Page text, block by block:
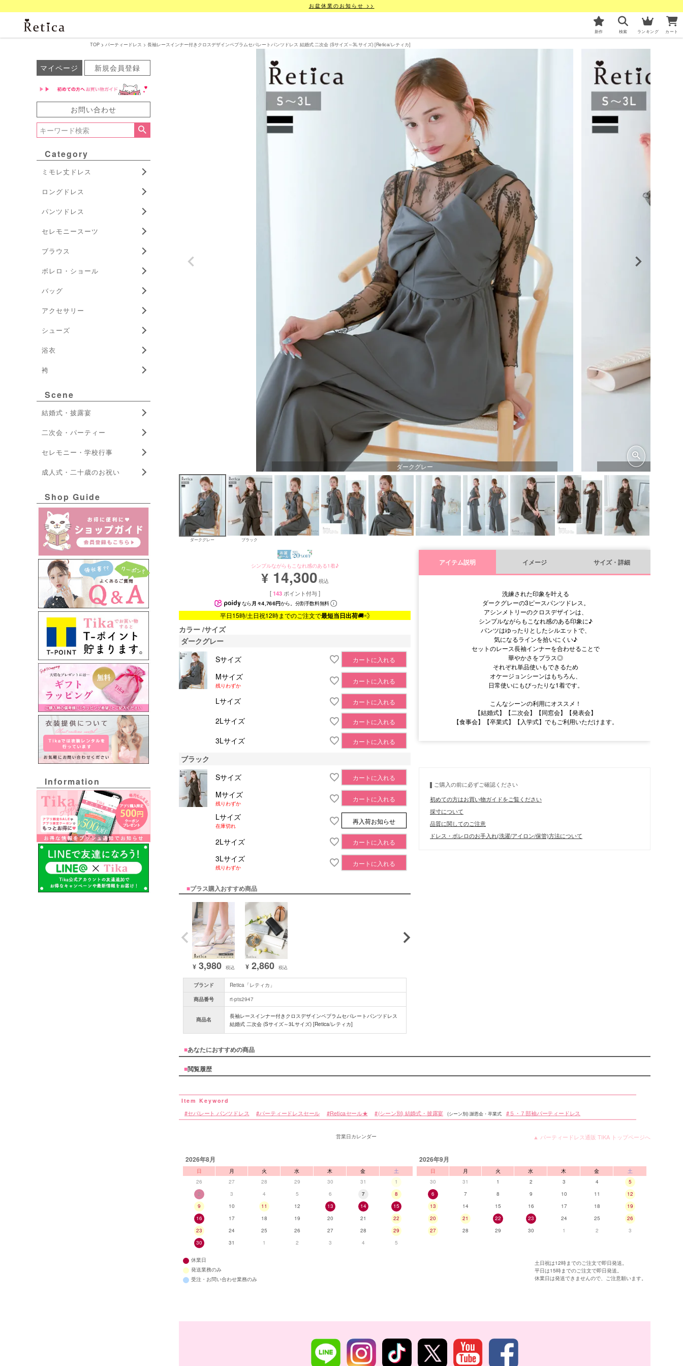
お盆休業のお知らせ >>
新作 検索 ランキング カート
TOP パーティードレス 長袖レースインナー付きクロスデザインペプラムセパレートパンツドレス 結婚式 二次会 (Sサイズ～3Lサイズ) [Retica/レティカ]
マイページ 新規会員登録
お問い合わせ
Category
ミモレ丈ドレス
ロングドレス
パンツドレス
セレモニースーツ
ブラウス
ボレロ・ショール
バッグ
アクセサリー
シューズ
浴衣
袴
Scene
結婚式・披露宴
二次会・パーティー
セレモニー・学校行事
成人式・二十歳のお祝い
Shop Guide
Information
ダークグレー
ダークグレー ブラック
シンプルながらもこなれ感のある1着♪
¥ 14,300 税込
[ 143 ポイント付与 ]
なら 月々4,766円から。分割手数料無料
平日15時/土日祝12時までのご注文で最短当日出荷🚚💨
カラー サイズ
ダークグレー
Sサイズ
カートに入れる
Mサイズ
残りわずか
カートに入れる
Lサイズ カートに入れる
2Lサイズ カートに入れる
3Lサイズ カートに入れる
ブラック
Sサイズ
カートに入れる
Mサイズ
残りわずか
カートに入れる
Lサイズ
在庫切れ
再入荷お知らせ
2Lサイズ カートに入れる
3Lサイズ
残りわずか
カートに入れる
■プラス購入おすすめ商品
¥ 3,980 税込 ¥ 2,860 税込
ブランド
Retica「レティカ」
商品番号
rt-pts2947
商品名
長袖レースインナー付きクロスデザインペプラムセパレートパンツドレス
結婚式 二次会 (Sサイズ～3Lサイズ) [Retica/レティカ]
アイテム説明 イメージ サイズ・詳細
洗練された印象を叶える
ダークグレーの3ピースパンツドレス。
アシンメトリーのクロスデザインは、
シンプルながらもこなれ感のある印象に♪
パンツはゆったりとしたシルエットで、
気になるラインを拾いにくい♪
セットのレース長袖インナーを合わせることで
華やかさをプラス◎
それぞれ単品使いもできるため
オケージョンシーンはもちろん、
日常使いにもぴったりな1着です。
こんなシーンの利用にオススメ！
【結婚式】【二次会】【同窓会】【発表会】
【食事会】【卒業式】【入学式】でもご利用いただけます。
ご購入の前に必ずご確認ください
初めての方はお買い物ガイドをご覧ください
採寸について
品質に関してのご注意
ドレス・ボレロのお手入れ(洗濯/アイロン/保管)方法について
■あなたにおすすめの商品
■閲覧履歴
セパレート パンツドレス パーティードレスセール Reticaセール★ (シーン別) 結婚式・披露宴 (シーン別) 謝恩会・卒業式 ５・７部袖パーティードレス
▲ パーティードレス通販 TIKA トップページへ
営業日カレンダー
2026年8月
日 月 火 水 木 金
土
26
27 28 29 30 31
1
2
3 4 5 6 7
8
9
10 11 12 13 14
15
16
17 18 19 20 21
22
23
24 25 26 27 28
29
30
31 1 2 3 4 5
2026年9月
日 月 火 水 木 金
土
30
31 1 2 3 4
5
6
7 8 9 10 11
12
13
14 15 16 17 18
19
20
21 22 23 24 25
26
27
28 29 30 1 2 3
休業日
発送業務のみ
受注・お問い合わせ業務のみ
土日祝は12時までのご注文で即日発送。
平日は15時までのご注文で即日発送。
休業日は発送できませんので、ご注意願います。